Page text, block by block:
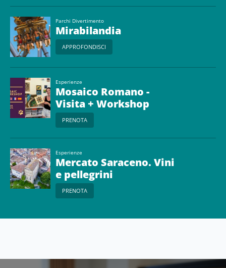
Parchi Divertimento
Mirabilandia
APPROFONDISCI
Esperienze
Mosaico Romano -
Visita + Workshop
PRENOTA
Esperienze
Mercato Saraceno. Vini
e pellegrini
PRENOTA